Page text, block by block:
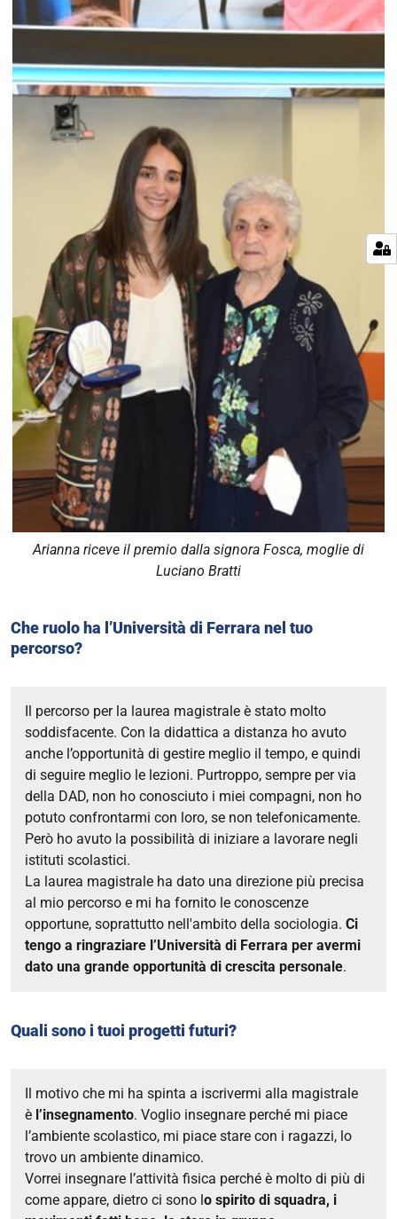
Arianna riceve il premio dalla signora Fosca, moglie di
Luciano Bratti
Che ruolo ha l’Università di Ferrara nel tuo
percorso?
Il percorso per la laurea magistrale è stato molto
soddisfacente. Con la didattica a distanza ho avuto
anche l’opportunità di gestire meglio il tempo, e quindi
di seguire meglio le lezioni. Purtroppo, sempre per via
della DAD, non ho conosciuto i miei compagni, non ho
potuto confrontarmi con loro, se non telefonicamente.
Però ho avuto la possibilità di iniziare a lavorare negli
istituti scolastici.
La laurea magistrale ha dato una direzione più precisa
al mio percorso e mi ha fornito le conoscenze
opportune, soprattutto nell'ambito della sociologia. Ci
tengo a ringraziare l’Università di Ferrara per avermi
dato una grande opportunità di crescita personale.
Quali sono i tuoi progetti futuri?
Il motivo che mi ha spinta a iscrivermi alla magistrale
è l’insegnamento. Voglio insegnare perché mi piace
l’ambiente scolastico, mi piace stare con i ragazzi, lo
trovo un ambiente dinamico.
Vorrei insegnare l’attività fisica perché è molto di più di
come appare, dietro ci sono l o spirito di squadra, i